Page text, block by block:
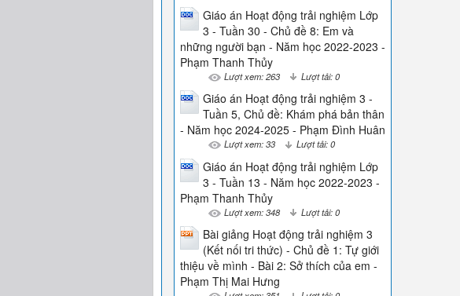
Giáo án Hoạt động trải nghiệm Lớp
3 - Tuần 30 - Chủ đề 8: Em và
những người bạn - Năm học 2022-2023 -
Phạm Thanh Thủy
Lượt xem: 263 Lượt tải: 0
Giáo án Hoạt động trải nghiệm 3 -
Tuần 5, Chủ đề: Khám phá bản thân
- Năm học 2024-2025 - Phạm Đình Huân
Lượt xem: 33 Lượt tải: 0
Giáo án Hoạt động trải nghiệm Lớp
3 - Tuần 13 - Năm học 2022-2023 -
Phạm Thanh Thủy
Lượt xem: 348 Lượt tải: 0
Bài giảng Hoạt động trải nghiệm 3
(Kết nối tri thức) - Chủ đề 1: Tự giới
thiệu về mình - Bài 2: Sở thích của em -
Phạm Thị Mai Hưng